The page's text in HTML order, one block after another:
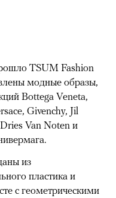
TSUM Fashion
модные образы,
Bottega Veneta,
Givenchy, Jil
Van Noten и
из
пластика и
с геометрическими